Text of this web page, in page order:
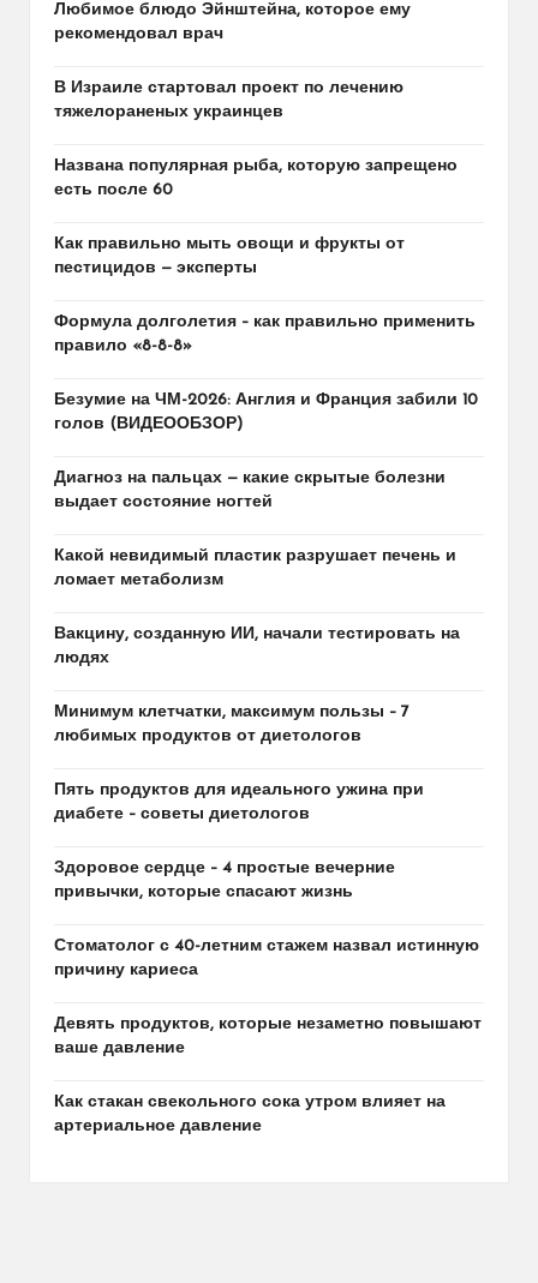
Любимое блюдо Эйнштейна, которое ему
рекомендовал врач
В Израиле стартовал проект по лечению
тяжелораненых украинцев
Названа популярная рыба, которую запрещено
есть после 60
Как правильно мыть овощи и фрукты от
пестицидов — эксперты
Формула долголетия – как правильно применить
правило «8-8-8»
Безумие на ЧМ-2026: Англия и Франция забили 10
голов (ВИДЕООБЗОР)
Диагноз на пальцах — какие скрытые болезни
выдает состояние ногтей
Какой невидимый пластик разрушает печень и
ломает метаболизм
Вакцину, созданную ИИ, начали тестировать на
людях
Минимум клетчатки, максимум пользы – 7
любимых продуктов от диетологов
Пять продуктов для идеального ужина при
диабете – советы диетологов
Здоровое сердце – 4 простые вечерние
привычки, которые спасают жизнь
Стоматолог с 40-летним стажем назвал истинную
причину кариеса
Девять продуктов, которые незаметно повышают
ваше давление
Как стакан свекольного сока утром влияет на
артериальное давление